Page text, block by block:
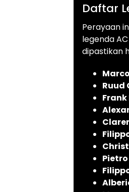
Daftar
Perayaan
legenda
dipastikan
Ruud